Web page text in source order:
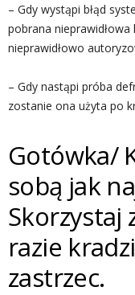
– Gdy wystąpi błąd
pobrana
nieprawidłowo
– Gdy nastąpi próba
zostanie ona użyta po
Gotówka/
sobą jak
Skorzystaj
razie
zastrzec.